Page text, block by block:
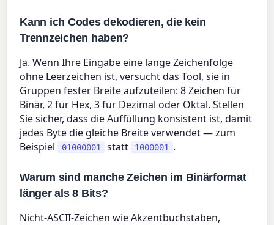
Kann ich Codes dekodieren, die kein
Trennzeichen haben?
Ja. Wenn Ihre Eingabe eine lange Zeichenfolge
ohne Leerzeichen ist, versucht das Tool, sie in
Gruppen fester Breite aufzuteilen: 8 Zeichen für
Binär, 2 für Hex, 3 für Dezimal oder Oktal. Stellen
Sie sicher, dass die Auffüllung konsistent ist, damit
jedes Byte die gleiche Breite verwendet — zum
Beispiel
01000001 statt 1000001 .
Warum sind manche Zeichen im Binärformat
länger als 8 Bits?
Nicht-ASCII-Zeichen wie Akzentbuchstaben,